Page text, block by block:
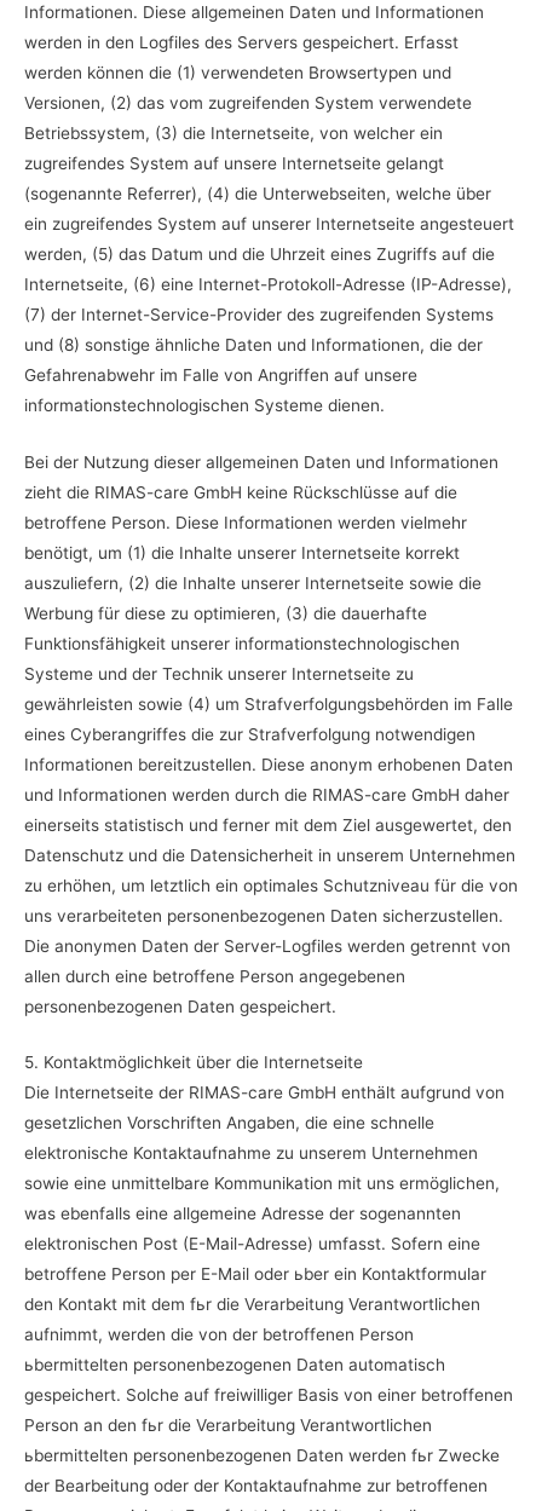
Informationen. Diese allgemeinen Daten und Informationen
werden in den Logfiles des Servers gespeichert. Erfasst
werden können die (1) verwendeten Browsertypen und
Versionen, (2) das vom zugreifenden System verwendete
Betriebssystem, (3) die Internetseite, von welcher ein
zugreifendes System auf unsere Internetseite gelangt
(sogenannte Referrer), (4) die Unterwebseiten, welche über
ein zugreifendes System auf unserer Internetseite angesteuert
werden, (5) das Datum und die Uhrzeit eines Zugriffs auf die
Internetseite, (6) eine Internet-Protokoll-Adresse (IP-Adresse),
(7) der Internet-Service-Provider des zugreifenden Systems
und (8) sonstige ähnliche Daten und Informationen, die der
Gefahrenabwehr im Falle von Angriffen auf unsere
informationstechnologischen Systeme dienen.
Bei der Nutzung dieser allgemeinen Daten und Informationen
zieht die RIMAS-care GmbH keine Rückschlüsse auf die
betroffene Person. Diese Informationen werden vielmehr
benötigt, um (1) die Inhalte unserer Internetseite korrekt
auszuliefern, (2) die Inhalte unserer Internetseite sowie die
Werbung für diese zu optimieren, (3) die dauerhafte
Funktionsfähigkeit unserer informationstechnologischen
Systeme und der Technik unserer Internetseite zu
gewährleisten sowie (4) um Strafverfolgungsbehörden im Falle
eines Cyberangriffes die zur Strafverfolgung notwendigen
Informationen bereitzustellen. Diese anonym erhobenen Daten
und Informationen werden durch die RIMAS-care GmbH daher
einerseits statistisch und ferner mit dem Ziel ausgewertet, den
Datenschutz und die Datensicherheit in unserem Unternehmen
zu erhöhen, um letztlich ein optimales Schutzniveau für die von
uns verarbeiteten personenbezogenen Daten sicherzustellen.
Die anonymen Daten der Server-Logfiles werden getrennt von
allen durch eine betroffene Person angegebenen
personenbezogenen Daten gespeichert.
5. Kontaktmöglichkeit über die Internetseite
Die Internetseite der RIMAS-care GmbH enthält aufgrund von
gesetzlichen Vorschriften Angaben, die eine schnelle
elektronische Kontaktaufnahme zu unserem Unternehmen
sowie eine unmittelbare Kommunikation mit uns ermöglichen,
was ebenfalls eine allgemeine Adresse der sogenannten
elektronischen Post (E-Mail-Adresse) umfasst. Sofern eine
betroffene Person per E-Mail oder ьber ein Kontaktformular
den Kontakt mit dem fьr die Verarbeitung Verantwortlichen
aufnimmt, werden die von der betroffenen Person
ьbermittelten personenbezogenen Daten automatisch
gespeichert. Solche auf freiwilliger Basis von einer betroffenen
Person an den fьr die Verarbeitung Verantwortlichen
ьbermittelten personenbezogenen Daten werden fьr Zwecke
der Bearbeitung oder der Kontaktaufnahme zur betroffenen